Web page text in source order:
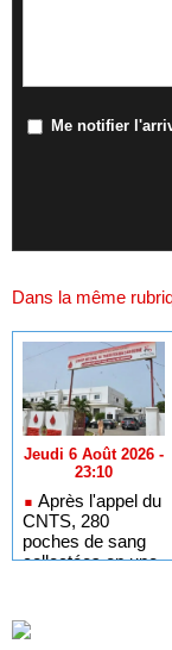
Me notifier
Dans la même
Jeudi 6 Août 2026 -
23:10
Après l'appel du
CNTS, 280
poches de sang
collectées en une